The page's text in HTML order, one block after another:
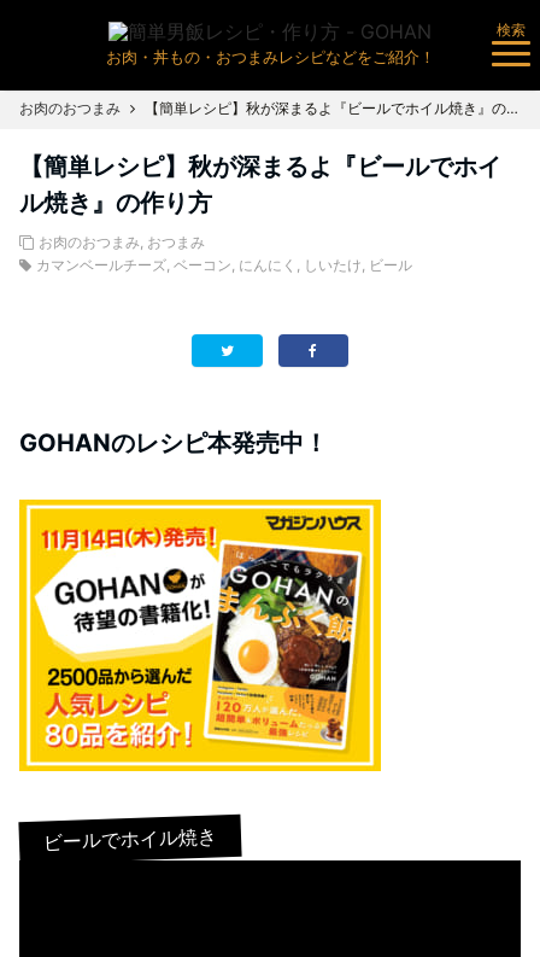
お肉・丼もの・おつまみレシピなどをご紹介！
検索
お肉のおつまみ 【簡単レシピ】秋が深まるよ『ビールでホイル焼き』の作り方
【簡単レシピ】秋が深まるよ『ビールでホイ
ル焼き』の作り方
お肉のおつまみ, おつまみ
カマンベールチーズ, ベーコン, にんにく , しいたけ, ビール
GOHANのレシピ本発売中！
ビールでホイル焼き